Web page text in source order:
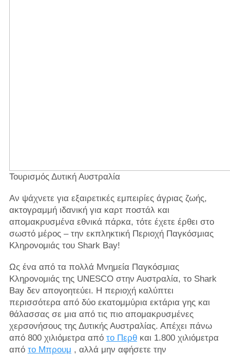
Τουρισμός Δυτική Αυστραλία
Αν ψάχνετε για εξαιρετικές εμπειρίες άγριας ζωής,
ακτογραμμή ιδανική για καρτ ποστάλ και
απομακρυσμένα εθνικά πάρκα, τότε έχετε έρθει στο
σωστό μέρος – την εκπληκτική Περιοχή Παγκόσμιας
Κληρονομιάς του Shark Bay!
Ως ένα από τα πολλά Μνημεία Παγκόσμιας
Κληρονομιάς της UNESCO στην Αυστραλία, το Shark
Bay δεν απογοητεύει. Η περιοχή καλύπτει
περισσότερα από δύο εκατομμύρια εκτάρια γης και
θάλασσας σε μια από τις πιο απομακρυσμένες
χερσονήσους της Δυτικής Αυστραλίας. Απέχει πάνω
από 800 χιλιόμετρα από το Περθκαι 1.800 χιλιόμετρα
από το Μπρουμ , αλλά μην αφήσετε την